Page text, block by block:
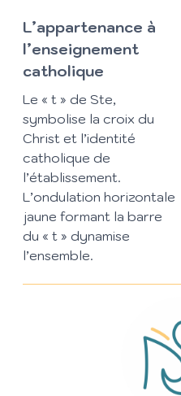
L’appartenance à
l’enseignement
catholique
Le « t » de Ste,
symbolise la croix du
Christ et l’identité
catholique de
l’établissement.
L’ondulation horizontale
jaune formant la barre
du « t » dynamise
l’ensemble.